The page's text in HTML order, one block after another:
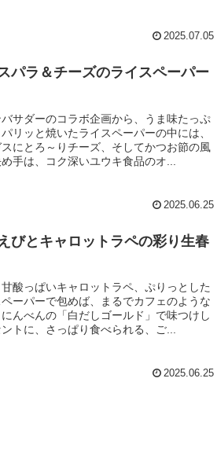
2025.07.05
パラ＆チーズのライスペーパー
サダーのコラボ企画から、うま味たっぷ
リッと焼いたライスペーパーの中には、
にとろ～りチーズ、そしてかつお節の風
手は、コク深いユウキ食品のオ...
2025.06.25
びとキャロットラペの彩り生春
酸っぱいキャロットラペ、ぷりっとした
ーパーで包めば、まるでカフェのような
んべんの「白だしゴールド」で味つけし
トに、さっぱり食べられる、ご...
2025.06.25